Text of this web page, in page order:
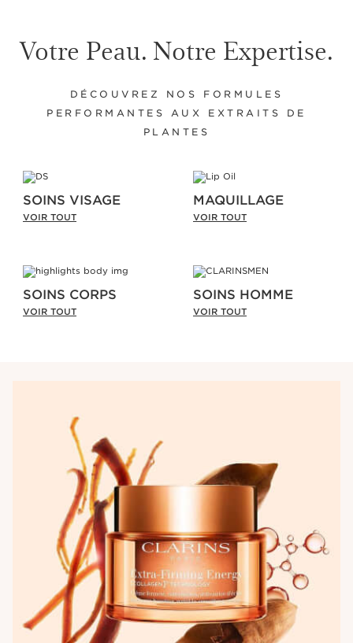
Votre Peau. Notre Expertise.
DÉCOUVREZ NOS FORMULES
PERFORMANTES AUX EXTRAITS DE
PLANTES
SOINS VISAGE
VOIR TOUT
MAQUILLAGE
VOIR TOUT
SOINS CORPS
VOIR TOUT
SOINS HOMME
VOIR TOUT